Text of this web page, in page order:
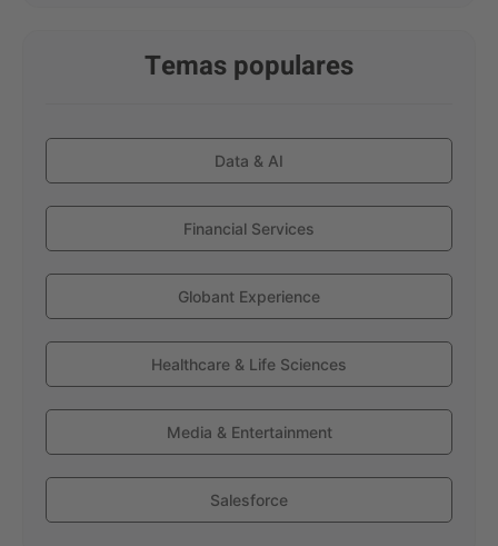
Temas populares
Data & AI
Financial Services
Globant Experience
Healthcare & Life Sciences
Media & Entertainment
Salesforce